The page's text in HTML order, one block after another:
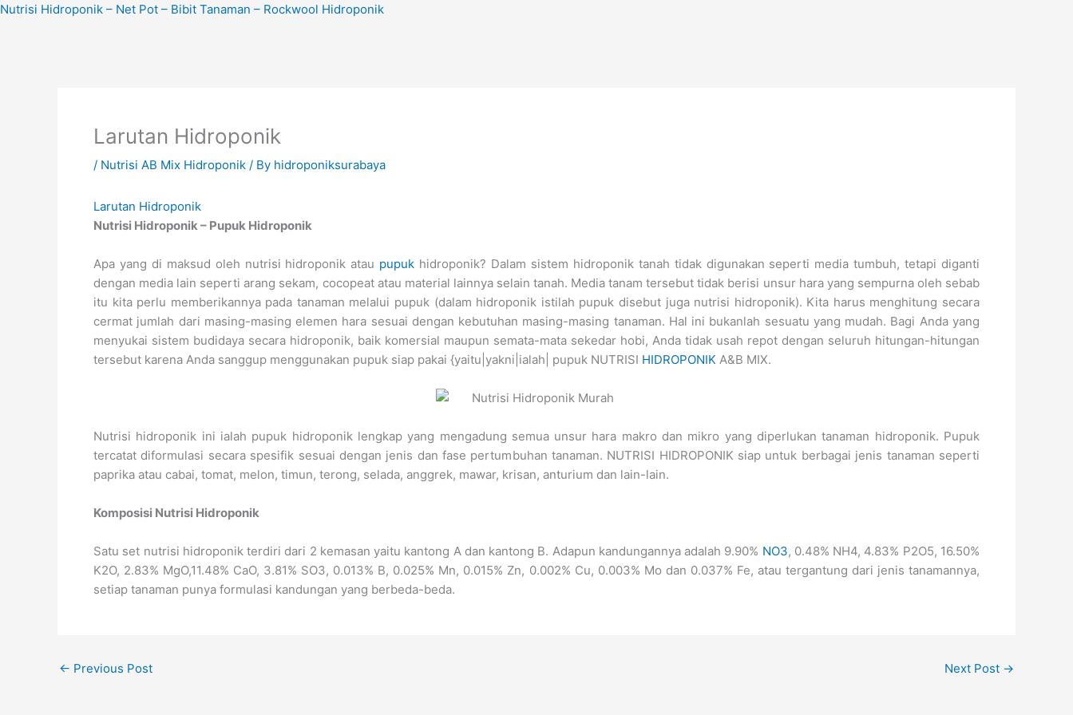
Skip
Nutrisi Hidroponik – Net Pot – Bibit Tanaman – Rockwool Hidroponik
Larutan Hidroponik
/ Nutrisi AB Mix Hidroponik / By hidroponiksurabaya
Larutan Hidroponik
Nutrisi Hidroponik – Pupuk Hidroponik
Apa yang di maksud oleh nutrisi hidroponik atau pupuk hidroponik? Dalam sistem hidroponik tanah tidak digunakan seperti media tumbuh, tetapi diganti
dengan media lain seperti arang sekam, cocopeat atau material lainnya selain tanah. Media tanam tersebut tidak berisi unsur hara yang sempurna oleh sebab
itu kita perlu memberikannya pada tanaman melalui pupuk (dalam hidroponik istilah pupuk disebut juga nutrisi hidroponik). Kita harus menghitung secara
cermat jumlah dari masing-masing elemen hara sesuai dengan kebutuhan masing-masing tanaman. Hal ini bukanlah sesuatu yang mudah. Bagi Anda yang
menyukai sistem budidaya secara hidroponik, baik komersial maupun semata-mata sekedar hobi, Anda tidak usah repot dengan seluruh hitungan-hitungan
tersebut karena Anda sanggup menggunakan pupuk siap pakai {yaitu|yakni|ialah| pupuk NUTRISI HIDROPONIK A&B MIX.
Nutrisi hidroponik ini ialah pupuk hidroponik lengkap yang mengadung semua unsur hara makro dan mikro yang diperlukan tanaman hidroponik. Pupuk
tercatat diformulasi secara spesifik sesuai dengan jenis dan fase pertumbuhan tanaman. NUTRISI HIDROPONIK siap untuk berbagai jenis tanaman seperti
paprika atau cabai, tomat, melon, timun, terong, selada, anggrek, mawar, krisan, anturium dan lain-lain.
Komposisi Nutrisi Hidroponik
Satu set nutrisi hidroponik terdiri dari 2 kemasan yaitu kantong A dan kantong B. Adapun kandungannya adalah 9.90% NO3, 0.48% NH4, 4.83% P2O5, 16.50%
K2O, 2.83% MgO,11.48% CaO, 3.81% SO3, 0.013% B, 0.025% Mn, 0.015% Zn, 0.002% Cu, 0.003% Mo dan 0.037% Fe, atau tergantung dari jenis tanamannya,
setiap tanaman punya formulasi kandungan yang berbeda-beda.
← Previous Post Next Post →